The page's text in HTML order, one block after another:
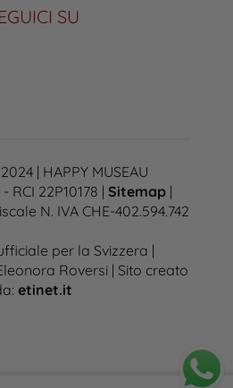
SU
| HAPPY MUSEAU
RCI 22P10178 | Sitemap|
N. IVA CHE-402.594.742
per la Svizzera |
Roversi | Sito creato
etinet.it